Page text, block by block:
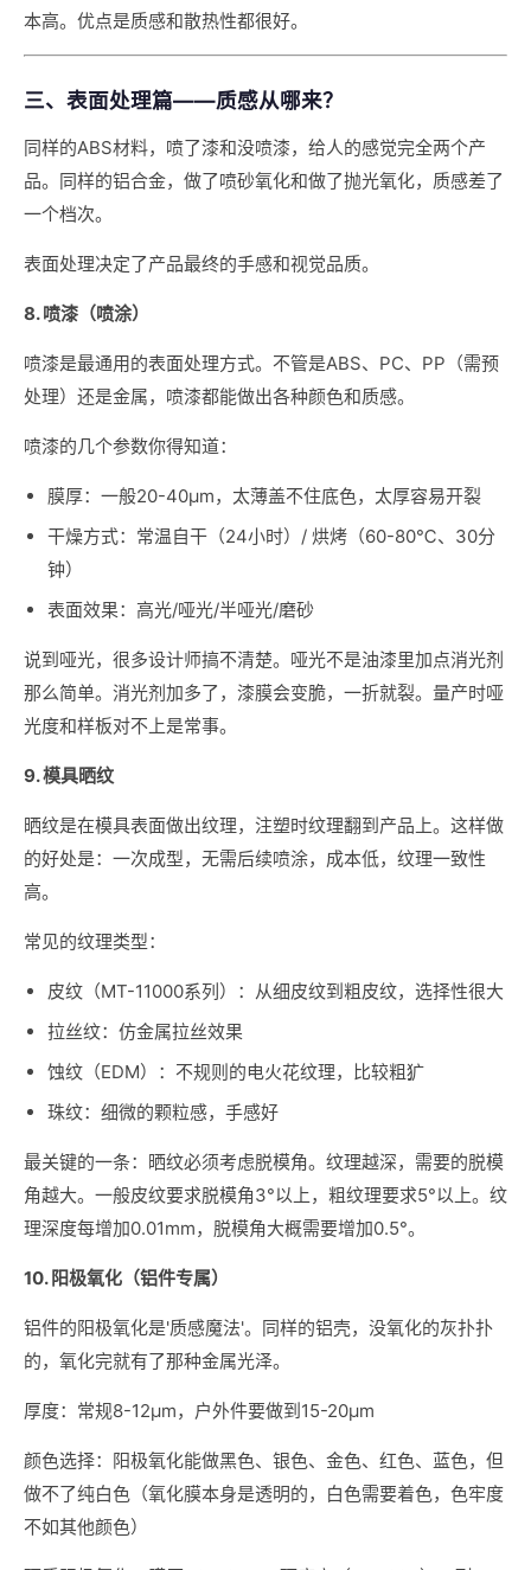
本高。优点是质感和散热性都很好。
三、表面处理篇——质感从哪来？
同样的ABS材料，喷了漆和没喷漆，给人的感觉完全两个产
品。同样的铝合金，做了喷砂氧化和做了抛光氧化，质感差了
一个档次。
表面处理决定了产品最终的手感和视觉品质。
8. 喷漆（喷涂）
喷漆是最通用的表面处理方式。不管是ABS、PC、PP（需预
处理）还是金属，喷漆都能做出各种颜色和质感。
喷漆的几个参数你得知道：
膜厚：一般20-40μm，太薄盖不住底色，太厚容易开裂
干燥方式：常温自干（24小时）/ 烘烤（60-80℃、30分
钟）
表面效果：高光/哑光/半哑光/磨砂
说到哑光，很多设计师搞不清楚。哑光不是油漆里加点消光剂
那么简单。消光剂加多了，漆膜会变脆，一折就裂。量产时哑
光度和样板对不上是常事。
9. 模具晒纹
晒纹是在模具表面做出纹理，注塑时纹理翻到产品上。这样做
的好处是：一次成型，无需后续喷涂，成本低，纹理一致性
高。
常见的纹理类型：
皮纹（MT-11000系列）：从细皮纹到粗皮纹，选择性很大
拉丝纹：仿金属拉丝效果
蚀纹（EDM）：不规则的电火花纹理，比较粗犷
珠纹：细微的颗粒感，手感好
最关键的一条：晒纹必须考虑脱模角。纹理越深，需要的脱模
角越大。一般皮纹要求脱模角3°以上，粗纹理要求5°以上。纹
理深度每增加0.01mm，脱模角大概需要增加0.5°。
10. 阳极氧化（铝件专属）
铝件的阳极氧化是'质感魔法'。同样的铝壳，没氧化的灰扑扑
的，氧化完就有了那种金属光泽。
厚度：常规8-12μm，户外件要做到15-20μm
颜色选择：阳极氧化能做黑色、银色、金色、红色、蓝色，但
做不了纯白色（氧化膜本身是透明的，白色需要着色，色牢度
不如其他颜色）